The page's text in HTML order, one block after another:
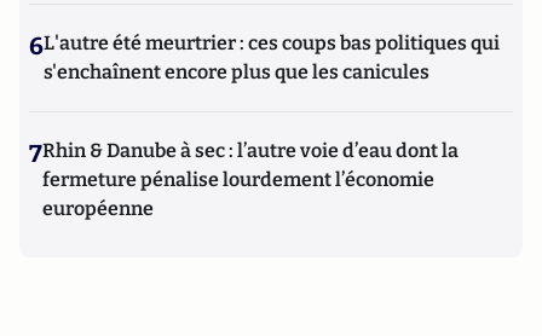
6L'autre été meurtrier : ces coups bas politiques qui
s'enchaînent encore plus que les canicules
7Rhin & Danube à sec : l’autre voie d’eau dont la
fermeture pénalise lourdement l’économie
européenne